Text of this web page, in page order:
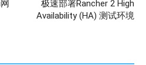
极速部署Rancher 2 High
Availability (HA) 测试环境